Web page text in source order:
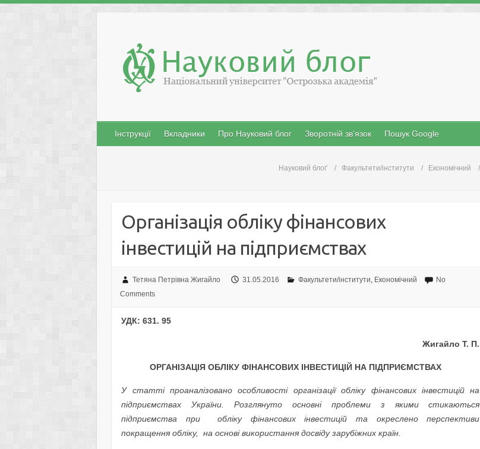
content
Інструкції Вкладники Про Науковий блог Зворотній зв’язок Пошук Google
Науковий блоґ Факультети/інститути Економічний
Організація обліку фінансових
інвестицій на підприємствах
Тетяна Петрівна Жигайло 31.05.2016 Факультети/інститути, Економічний
No
Comments
УДК: 631. 95
Жигайло Т. П.
ОРГАНІЗАЦІЯ ОБЛІКУ ФІНАНСОВИХ ІНВЕСТИЦІЙ НА ПІДПРИЄМСТВАХ
У статті проаналізовано особливості організації обліку фінансових інвестицій на
підприємствах України. Розглянуто основні проблеми з якими стикаються
підприємства при обліку фінансових інвестицій та окреслено перспективи
покращення обліку, на основі використання досвіду зарубіжних країн.